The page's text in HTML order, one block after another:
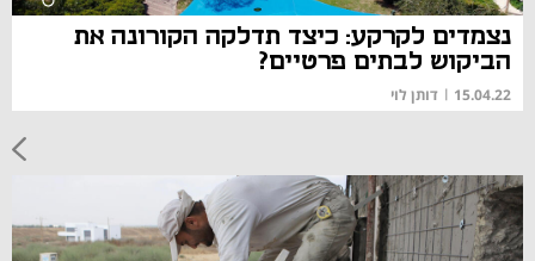
נצמדים לקרקע: כיצד תדלקה הקורונה את
הביקוש לבתים פרטיים?
15.04.22
| דותן לוי